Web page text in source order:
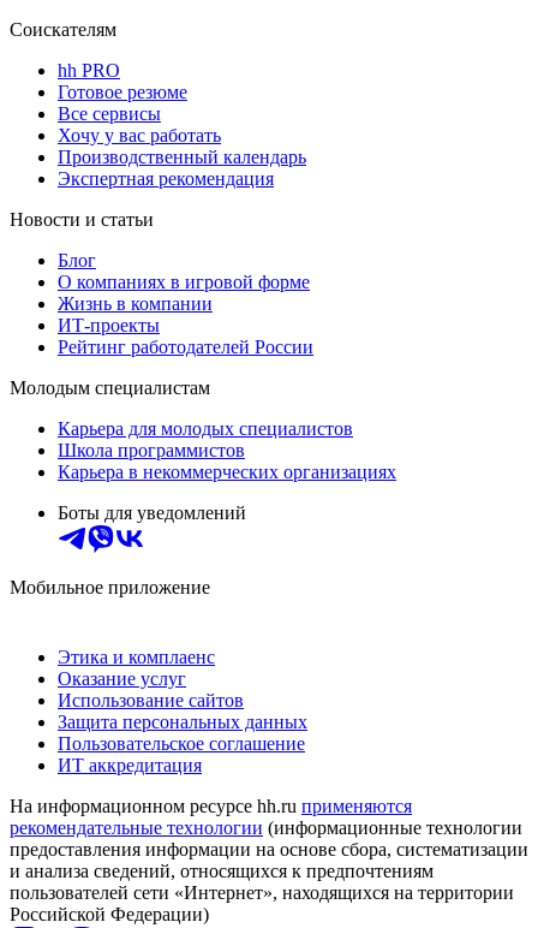
Соискателям
hh PRO
Готовое резюме
Все сервисы
Хочу у вас работать
Производственный календарь
Экспертная рекомендация
Новости и статьи
Блог
О компаниях в игровой форме
Жизнь в компании
ИТ-проекты
Рейтинг работодателей России
Молодым специалистам
Карьера для молодых специалистов
Школа программистов
Карьера в некоммерческих организациях
Боты для уведомлений
Мобильное приложение
Этика и комплаенс
Оказание услуг
Использование сайтов
Защита персональных данных
Пользовательское соглашение
ИТ аккредитация
На информационном ресурсе hh.ru применяются
рекомендательные технологии (информационные технологии
предоставления информации на основе сбора, систематизации
и анализа сведений, относящихся к предпочтениям
пользователей сети «Интернет», находящихся на территории
Российской Федерации)